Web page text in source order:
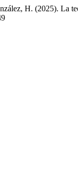
H. (2025). La